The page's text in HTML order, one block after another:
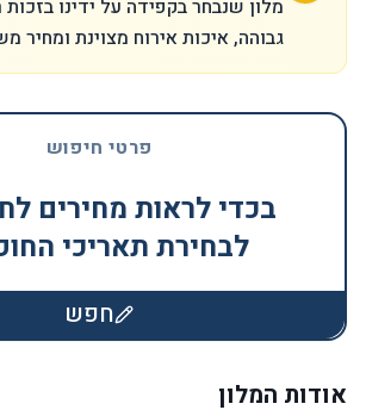
מלון שנבחר בקפידה על ידינו
גבוהה, איכות אירוח מצוינת ומחיר
פרטי חיפוש
בכדי לראות מחירים
לבחירת תאריכי
חפש
אודות המלון